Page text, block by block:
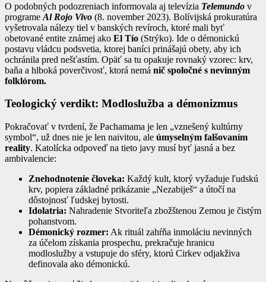
O podobných podozreniach informovala aj televízia Telemundo v
programe Al Rojo Vivo (8. november 2023). Bolívijská prokuratúra
vyšetrovala nálezy tiel v banských revíroch, ktoré mali byť
obetované entite známej ako El Tío (Strýko). Ide o démonickú
postavu vládcu podsvetia, ktorej baníci prinášajú obety, aby ich
ochránila pred nešťastím. Opäť sa tu opakuje rovnaký vzorec: krv,
baňa a hlboká poverčivosť, ktorá nemá nič spoločné s nevinným
folklórom.
Teologický verdikt: Modloslužba a démonizmus
Pokračovať v tvrdení, že Pachamama je len „vznešený kultúrny
symbol“, už dnes nie je len naivitou, ale úmyselným falšovaním
reality. Katolícka odpoveď na tieto javy musí byť jasná a bez
ambivalencie:
Znehodnotenie človeka: Každý kult, ktorý vyžaduje ľudskú
krv, popiera základné prikázanie „Nezabiješ“ a útočí na
dôstojnosť ľudskej bytosti.
Idolatria: Nahradenie Stvoriteľa zbožštenou Zemou je čistým
pohanstvom.
Démonický rozmer: Ak rituál zahŕňa inmoláciu nevinných
za účelom získania prospechu, prekračuje hranicu
modloslužby a vstupuje do sféry, ktorú Cirkev odjakživa
definovala ako démonickú.